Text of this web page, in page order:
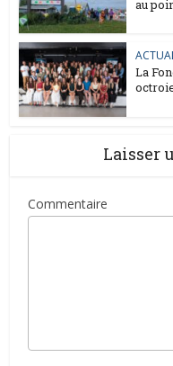
au
La
Laisser
Commentaire